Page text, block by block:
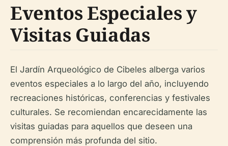
Eventos Especiales y
Visitas Guiadas
El Jardín Arqueológico de Cibeles alberga varios
eventos especiales a lo largo del año, incluyendo
recreaciones históricas, conferencias y festivales
culturales. Se recomiendan encarecidamente las
visitas guiadas para aquellos que deseen una
comprensión más profunda del sitio.